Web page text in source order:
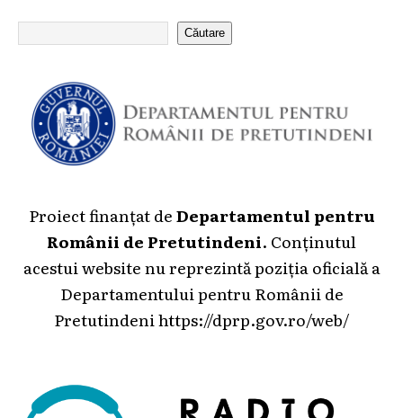
Căutare
Proiect finanțat deDepartamentul pentru
Românii de Pretutindeni. Conținutul
acestui website nu reprezintă poziția oficială a
Departamentului pentru Românii de
Pretutindeni https://dprp.gov.ro/web/